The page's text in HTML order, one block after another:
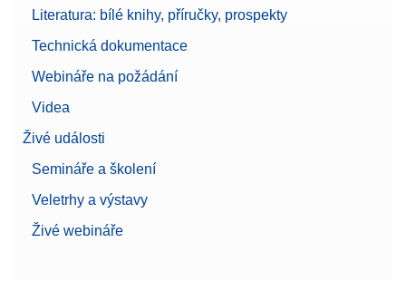
Literatura: bílé knihy, příručky, prospekty
Technická dokumentace
Webináře na požádání
Videa
Živé události
Semináře a školení
Veletrhy a výstavy
Živé webináře